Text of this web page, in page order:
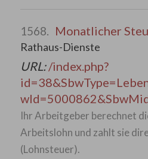
1568. Monatlicher
Rathaus-Dienste
URL:/index.php?
Ihr Arbeitgeber berechnet
Arbeitslohn und zahlt sie
(Lohnsteuer).